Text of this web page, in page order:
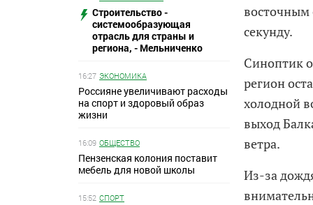
Строительство -
системообразующая
отрасль для страны и
региона, - Мельниченко
16:27 ЭКОНОМИКА
Россияне увеличивают расходы
на спорт и здоровый образ
жизни
16:09 ОБЩЕСТВО
Пензенская колония поставит
мебель для новой школы
15:52 СПОРТ
восточным
секунду.
Синоптик
регион
холодной
выход
ветра.
Из-за